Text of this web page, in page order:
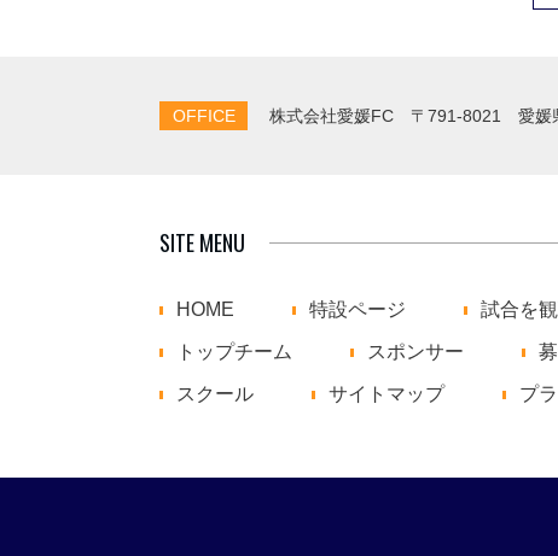
OFFICE 株式会社愛媛FC 〒791-8021 愛媛
SITE MENU
HOME 特設ページ 試合を
トップチーム スポンサー
スクール サイトマップ プ